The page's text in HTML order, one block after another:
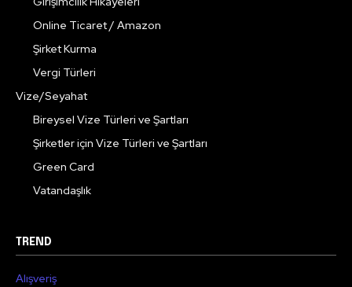
Online Ticaret / Amazon
Şirket Kurma
Vergi Türleri
Vize/Seyahat
Bireysel Vize Türleri ve Şartları
Şirketler için Vize Türleri ve Şartları
Green Card
Vatandaşlık
TREND
Alışveriş